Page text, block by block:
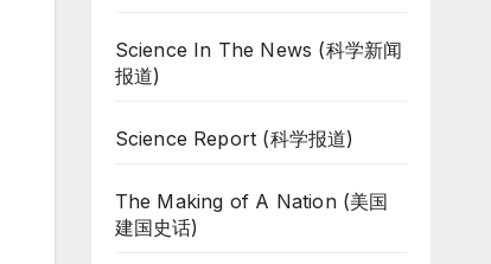
Science In The News (科学新闻
报道)
Science Report (科学报道)
The Making of A Nation (美国
建国史话)